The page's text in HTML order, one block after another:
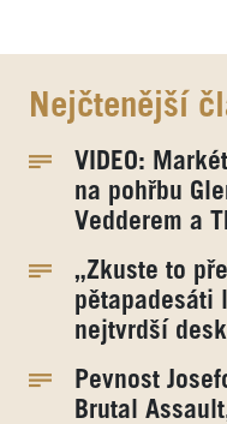
Nejčtenější
VIDEO:
na pohřbu
Vedderem a
„Zkuste to
pětapadesáti
nejtvrdší
Pevnost
Brutal